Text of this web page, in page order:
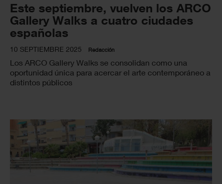
Este septiembre, vuelven los ARCO
Gallery Walks a cuatro ciudades
españolas
10 SEPTIEMBRE 2025 Redacción
Los ARCO Gallery Walks se consolidan como una
oportunidad única para acercar el arte contemporáneo a
distintos públicos